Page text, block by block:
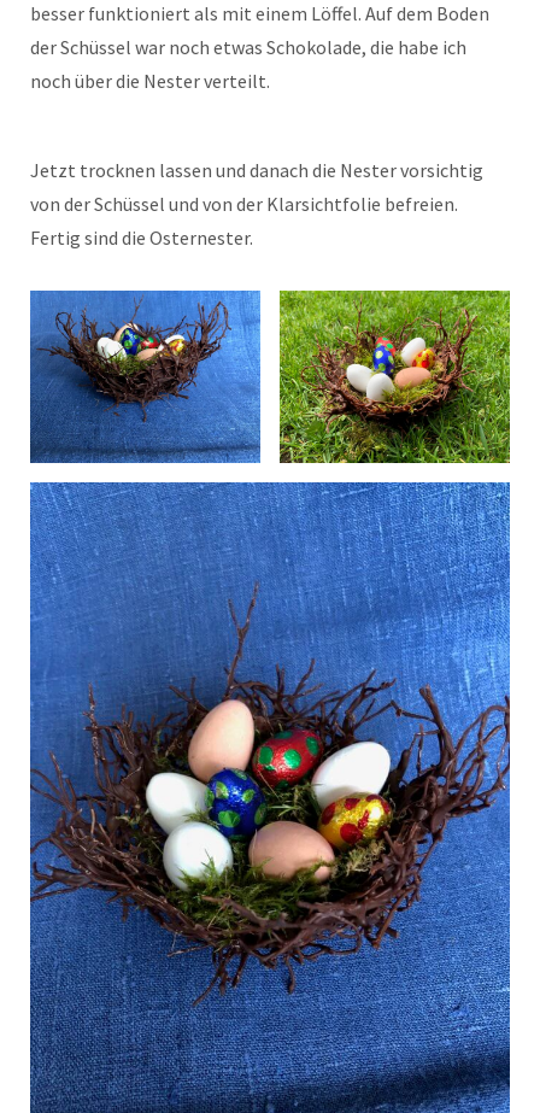
besser funktioniert als mit einem Löffel. Auf dem Boden
der Schüssel war noch etwas Schokolade, die habe ich
noch über die Nester verteilt.
Jetzt trocknen lassen und danach die Nester vorsichtig
von der Schüssel und von der Klarsichtfolie befreien.
Fertig sind die Osternester.